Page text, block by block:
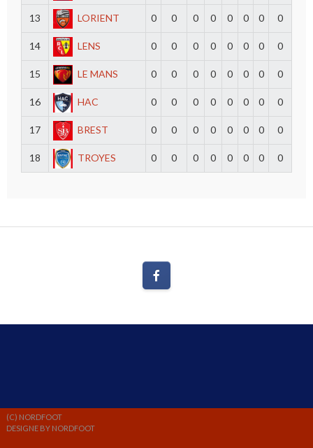
13 LORIENT 0 0 0 0 0 0 0 0
14 LENS 0 0 0 0 0 0 0 0
15 LE MANS 0 0 0 0 0 0 0 0
16 HAC 0 0 0 0 0 0 0 0
17 BREST 0 0 0 0 0 0 0 0
18 TROYES 0 0 0 0 0 0 0 0
(C) NORDFOOT
DESIGNE BY NORDFOOT